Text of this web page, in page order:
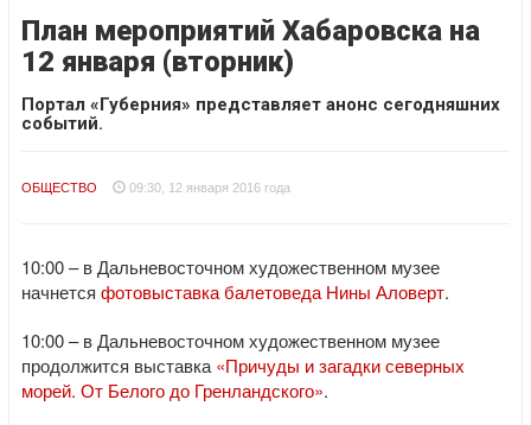
План мероприятий Хабаровска на
12 января (вторник)
Портал «Губерния» представляет анонс сегодняшних
событий.
ОБЩЕСТВО 09:30, 12 января 2016 года
10:00 – в Дальневосточном художественном музее
начнется фотовыставка балетоведа Нины Аловерт.
10:00 – в Дальневосточном художественном музее
продолжится выставка «Причуды и загадки северных
морей. От Белого до Гренландского».